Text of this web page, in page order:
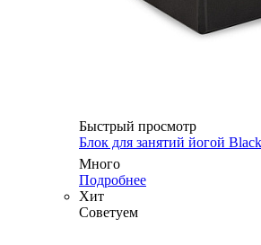
Быстрый просмотр
Блок для занятий йогой
Много
Подробнее
Хит
Советуем